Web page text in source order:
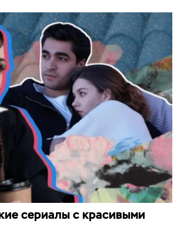
сериалы с красивыми